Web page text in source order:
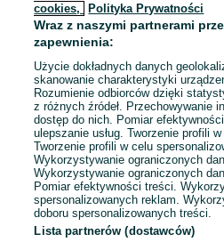
Doradca Klienta /
TJaudio sp. z o.o.
5 000 - 9 000 zł / mies. brutto
Dębno
Pełny etat
Umowa o pracę
Doświadczenie nie jest wymagane
Odświeżono dzisiaj o 17:05
Strona główna Praca Gastronomia
cookies,
Polityka Prywatności
Wraz z naszymi partnerami
zapewnienia:
Użycie dokładnych danych
skanowanie charakterystyki
Rozumienie odbiorców dzięki
z różnych źródeł. Przechowywanie
dostęp do nich. Pomiar
ulepszanie usług. Tworzenie profili
Tworzenie profili w celu
Wykorzystywanie ograniczonych
Wykorzystywanie ograniczonych
Pomiar efektywności treści.
spersonalizowanych reklam.
doboru spersonalizowanych treści.
Lista partnerów (dostawców)